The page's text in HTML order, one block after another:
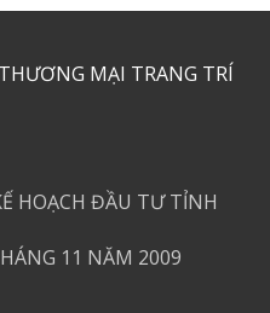
MẠI TRANG TRÍ
HOẠCH ĐẦU TƯ TỈNH
11 NĂM 2009